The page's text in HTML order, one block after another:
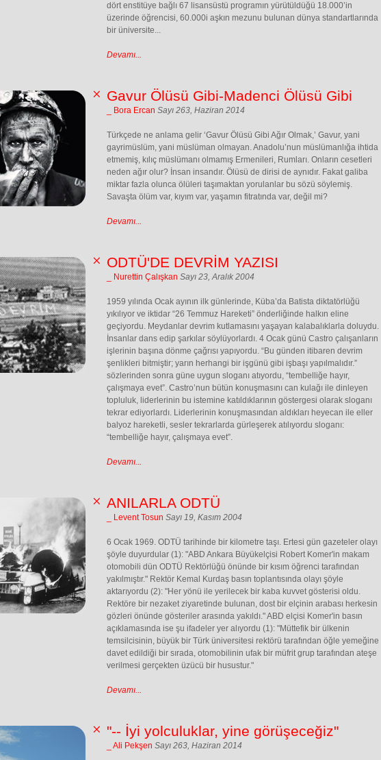
dört enstitüye bağlı 67 lisansüstü programın yürütüldüğü 18.000’in
üzerinde öğrencisi, 60.000i aşkın mezunu bulunan dünya standartlarında
bir üniversite...
Devamı...
Gavur Ölüsü Gibi-Madenci Ölüsü Gibi
_ Bora Ercan Sayı 263, Haziran 2014
Türkçede ne anlama gelir ‘Gavur Ölüsü Gibi Ağır Olmak,’ Gavur, yani
gayrimüslüm, yani müslüman olmayan. Anadolu’nun müslümanlığa ihtida
etmemiş, kılıç müslümanı olmamış Ermenileri, Rumları. Onların cesetleri
neden ağır olur? İnsan insandır. Ölüsü de dirisi de aynıdır. Fakat galiba
miktar fazla olunca ölüleri taşımaktan yorulanlar bu sözü söylemiş.
Savaşta ölüm var, kıyım var, yaşamın fitratında var, değil mi?
Devamı...
ODTÜ'DE DEVRİM YAZISI
_ Nurettin Çalışkan Sayı 23, Aralık 2004
1959 yılında Ocak ayının ilk günlerinde, Küba’da Batista diktatörlüğü
yıkılıyor ve iktidar “26 Temmuz Hareketi” önderliğinde halkın eline
geçiyordu. Meydanlar devrim kutlamasını yaşayan kalabalıklarla doluydu.
İnsanlar dans edip şarkılar söylüyorlardı. 4 Ocak günü Castro çalışanların
işlerinin başına dönme çağrısı yapıyordu. “Bu günden itibaren devrim
şenlikleri bitmiştir; yarın herhangi bir işgünü gibi işbaşı yapılmalıdır.”
sözlerinden sonra güne uygun sloganı atıyordu, “tembelliğe hayır,
çalışmaya evet”. Castro’nun bütün konuşmasını can kulağı ile dinleyen
topluluk, liderlerinin bu istemine katıldıklarının göstergesi olarak sloganı
tekrar ediyorlardı. Liderlerinin konuşmasından aldıkları heyecan ile eller
balyoz hareketli, sesler tekrarlarda gürleşerek atılıyordu sloganı:
“tembelliğe hayır, çalışmaya evet”.
Devamı...
ANILARLA ODTÜ
_ Levent Tosun Sayı 19, Kasım 2004
6 Ocak 1969. ODTÜ tarihinde bir kilometre taşı. Ertesi gün gazeteler olayı
şöyle duyurdular (1): "ABD Ankara Büyükelçisi Robert Komer'in makam
otomobili dün ODTÜ Rektörlüğü önünde bir kısım öğrenci tarafından
yakılmıştır." Rektör Kemal Kurdaş basın toplantısında olayı şöyle
aktarıyordu (2): "Her yönü ile yerilecek bir kaba kuvvet gösterisi oldu.
Rektöre bir nezaket ziyaretinde bulunan, dost bir elçinin arabası herkesin
gözleri önünde gösteriler arasında yakıldı." ABD elçisi Komer'in basın
açıklamasında ise şu ifadeler yer alıyordu (1): "Müttefik bir ülkenin
temsilcisinin, büyük bir Türk üniversitesi rektörü tarafından öğle yemeğine
davet edildiği bir sırada, otomobilinin ufak bir müfrit grup tarafından ateşe
verilmesi gerçekten üzücü bir husustur."
Devamı...
"-- İyi yolculuklar, yine görüşeceğiz"
_ Ali Pekşen Sayı 263, Haziran 2014